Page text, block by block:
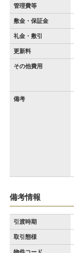
管理費等
敷金・保証金
礼金・敷引
更新料
その他費用
備考
備考情報
引渡時期
取引態様